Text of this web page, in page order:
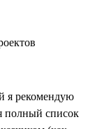
я рекомендую
полный список